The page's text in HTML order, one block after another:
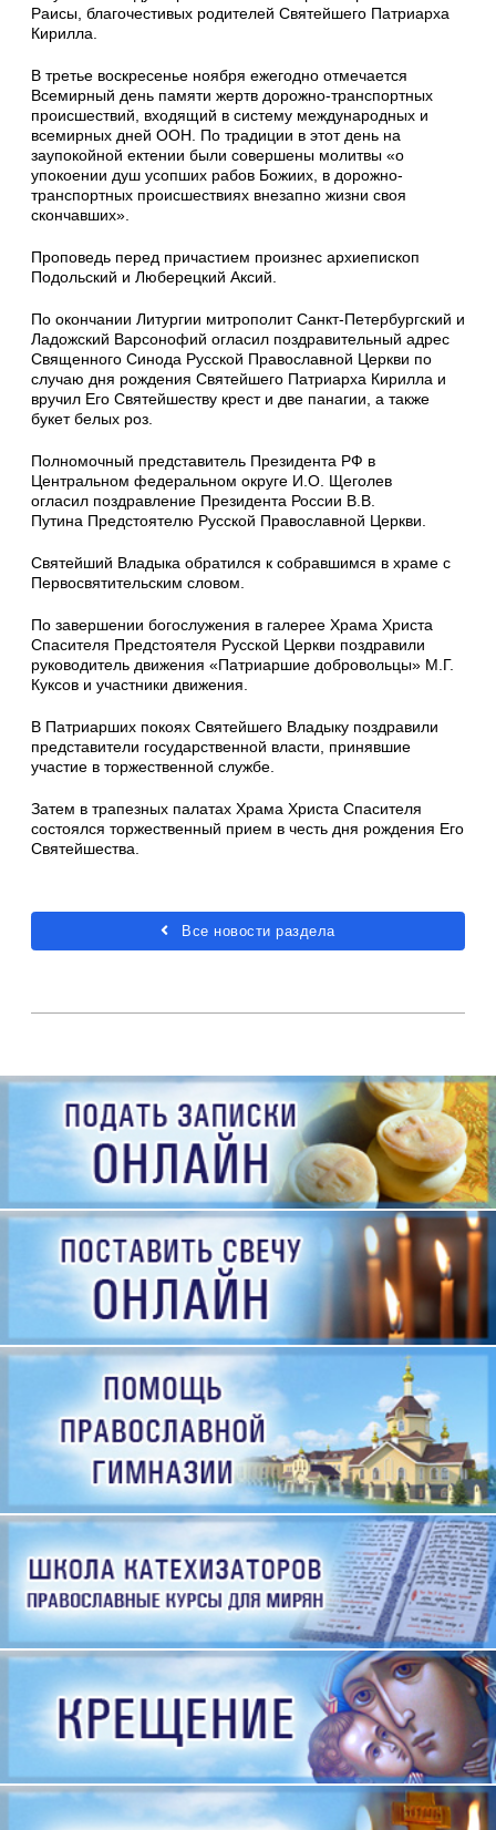
Раисы, благочестивых родителей Святейшего Патриарха
Кирилла.
В третье воскресенье ноября ежегодно отмечается
Всемирный день памяти жертв дорожно-транспортных
происшествий, входящий в систему международных и
всемирных дней ООН. По традиции в этот день на
заупокойной ектении были совершены молитвы «о
упокоении душ усопших рабов Божиих, в дорожно-
транспортных происшествиях внезапно жизни своя
скончавших».
Проповедь перед причастием произнес архиепископ
Подольский и Люберецкий Аксий.
По окончании Литургии митрополит Санкт-Петербургский и
Ладожский Варсонофий огласил поздравительный адрес
Священного Синода Русской Православной Церкви по
случаю дня рождения Святейшего Патриарха Кирилла и
вручил Его Святейшеству крест и две панагии, а также
букет белых роз.
Полномочный представитель Президента РФ в
Центральном федеральном округе И.О. Щеголев
огласил поздравление Президента России В.В.
Путина Предстоятелю Русской Православной Церкви.
Святейший Владыка обратился к собравшимся в храме с
Первосвятительским словом.
По завершении богослужения в галерее Храма Христа
Спасителя Предстоятеля Русской Церкви поздравили
руководитель движения «Патриаршие добровольцы» М.Г.
Куксов и участники движения.
В Патриарших покоях Святейшего Владыку поздравили
представители государственной власти, принявшие
участие в торжественной службе.
Затем в трапезных палатах Храма Христа Спасителя
состоялся торжественный прием в честь дня рождения Его
Святейшества.
Все новости раздела